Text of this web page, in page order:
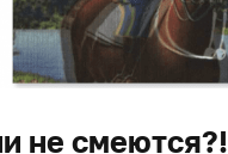
не смеются?!